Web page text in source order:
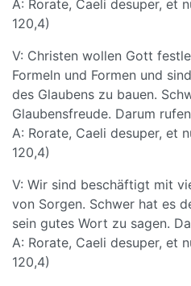
A: Rorate, Caeli desuper, et
120,4)
V: Christen wollen Gott
Formeln und Formen und
des Glaubens zu bauen.
Glaubensfreude. Darum
A: Rorate, Caeli desuper, et
120,4)
V: Wir sind beschäftigt mit
von Sorgen. Schwer hat es
sein gutes Wort zu sagen.
A: Rorate, Caeli desuper, et
120,4)